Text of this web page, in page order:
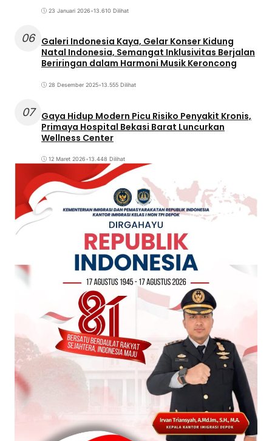
23 Januari 2026•13.610 Dilihat
06 Galeri Indonesia Kaya, Gelar Konser Kidung
Natal Indonesia, Semangat Inklusivitas Berjalan
Beriringan dalam Harmoni Musik Keroncong
28 Desember 2025•13.555 Dilihat
07
Gaya Hidup Modern Picu Risiko Penyakit Kronis,
Primaya Hospital Bekasi Barat Luncurkan
Wellness Center
12 Maret 2026•13.448 Dilihat